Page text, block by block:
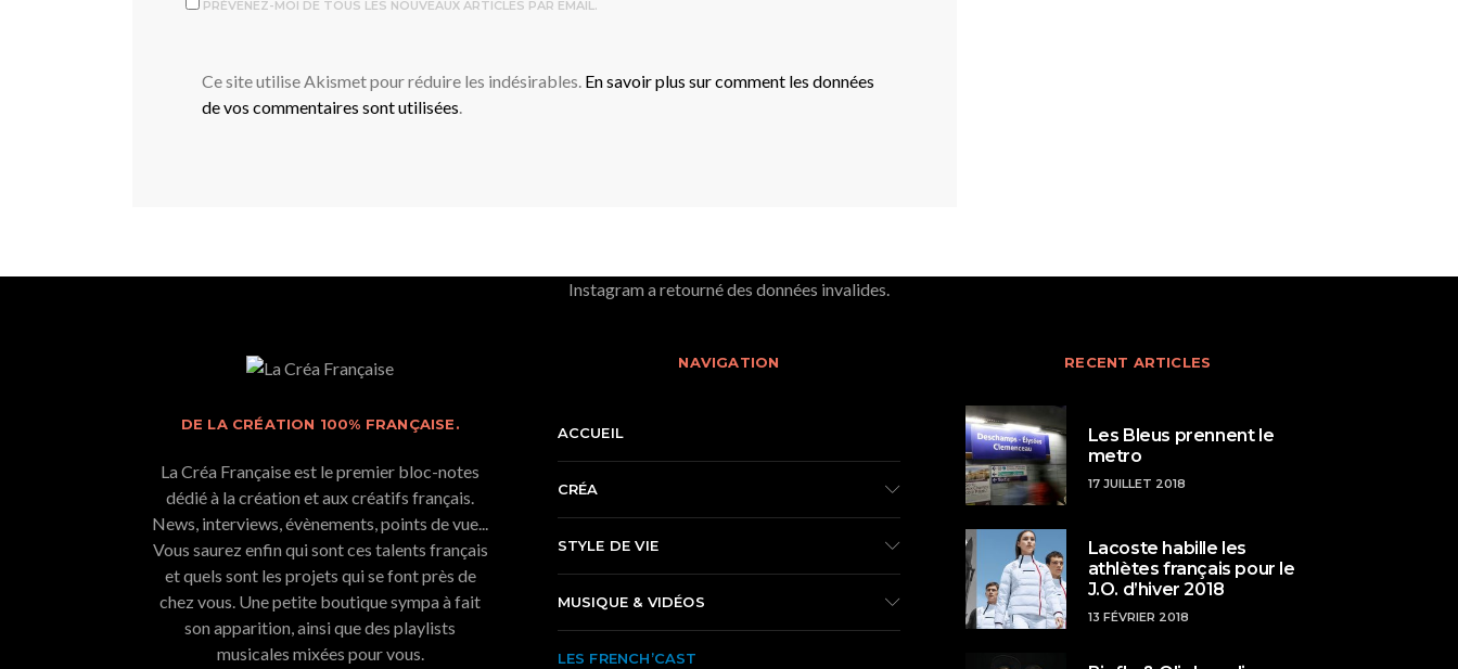
PRÉVENEZ-MOI DE TOUS LES NOUVEAUX ARTICLES PAR EMAIL.
Ce site utilise Akismet pour réduire les indésirables. En savoir plus sur comment les données
de vos commentaires sont utilisées
Instagram a retourné des données invalides.
DE LA CRÉATION 100% FRANÇAISE.
La Créa Française est le premier bloc-notes
dédié à la création et aux créatifs français.
News, interviews, évènements, points de vue...
Vous saurez enfin qui sont ces talents français
et quels sont les projets qui se font près de
chez vous. Une petite boutique sympa à fait
son apparition, ainsi que des playlists
musicales mixées pour vous.
NAVIGATION
ACCUEIL
CRÉA
STYLE DE VIE
MUSIQUE & VIDÉOS
LES FRENCH’CAST
RECENT ARTICLES
Les Bleus prennent le
metro
17 JUILLET 2018
Lacoste habille les
athlètes français pour le
J.O. d’hiver 2018
13 FÉVRIER 2018